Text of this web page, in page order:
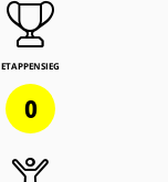
ETAPPENSIEG
0